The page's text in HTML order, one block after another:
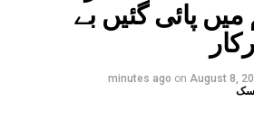
سہولیات تیار کی جا رہی ہیں۔
خدمات کی بڑھتی ہوئی
کے لیے طبی اور دیگر
مضبوط کیا جا رہا ہے۔
سے کہا کہ کارپوریشن میں
پائی گئیں بے
on August 8,